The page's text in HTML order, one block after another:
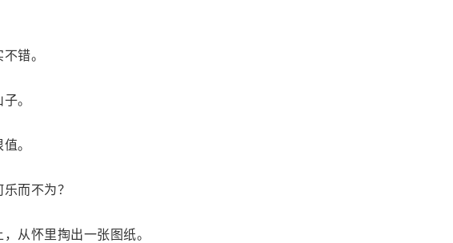
错。
。
。
而不为？
从怀里掏出一张图纸。